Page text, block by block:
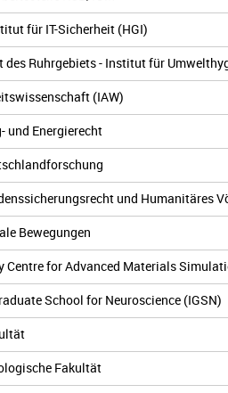
für IT-Sicherheit (HGI)
des Ruhrgebiets - Institut für
(IAW)
und Energierecht
und Humanitäres
Bewegungen
Centre for Advanced Materials
School for Neuroscience (IGSN)
Fakultät